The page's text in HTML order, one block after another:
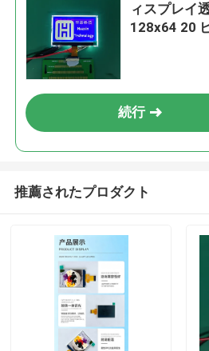
ィスプレイ
128x64 20
続行
推薦されたプロダクト